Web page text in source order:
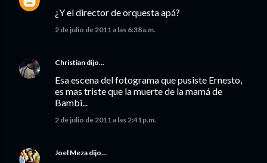
¿Y el director de orquesta apá?
2 de julio de 2011 a las 6:38 a.m.
Christian dijo…
Esa escena del fotograma que pusiste Ernesto,
es mas triste que la muerte de la mamá de
Bambi...
2 de julio de 2011 a las 2:41 p.m.
Joel Meza dijo…